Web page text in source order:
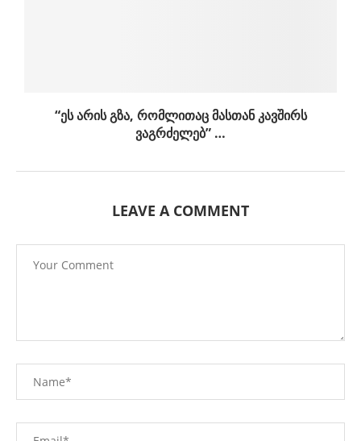
“ეს არის გზა, რომლითაც მასთან კავშირს
ვაგრძელებ” …
LEAVE A COMMENT